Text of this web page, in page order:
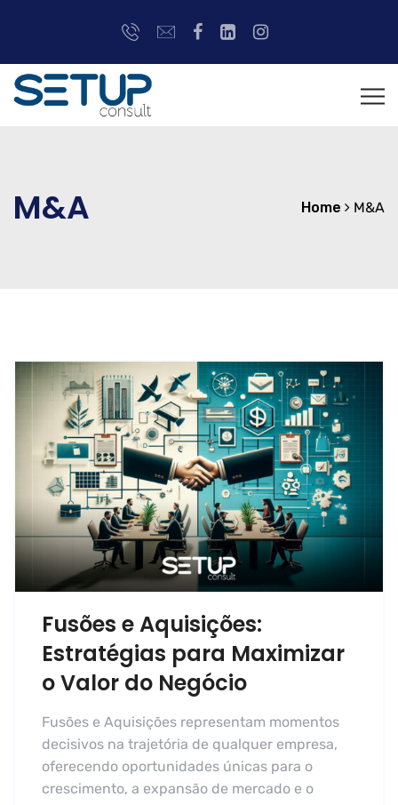
M&A Home M&A
Fusões e Aquisições:
Estratégias para Maximizar
o Valor do Negócio
Fusões e Aquisições representam momentos
decisivos na trajetória de qualquer empresa,
oferecendo oportunidades únicas para o
crescimento, a expansão de mercado e o